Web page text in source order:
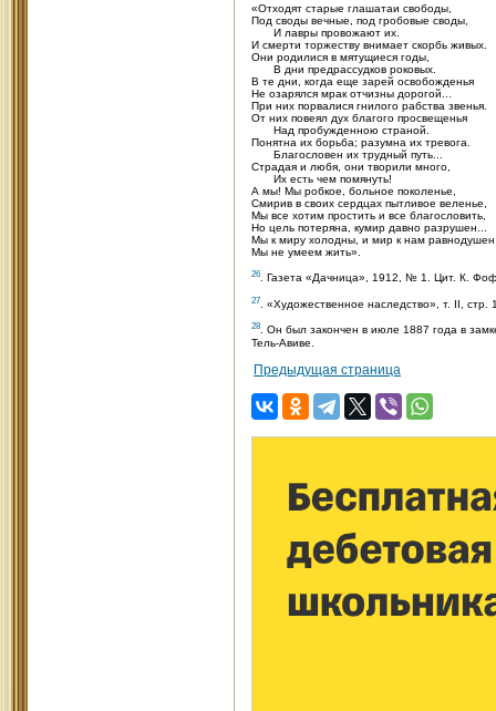
«Отходят старые глашатаи свободы,
Под своды вечные, под гробовые своды,
И лавры провожают их.
И смерти торжеству внимает скорбь живых.
Они родилися в мятущиеся годы,
В дни предрассудков роковых.
В те дни, когда еще зарей освобожденья
Не озарялся мрак отчизны дорогой...
При них порвалися гнилого рабства звенья.
От них повеял дух благого просвещенья
Над пробужденною страной.
Понятна их борьба; разумна их тревога.
Благословен их трудный путь...
Страдая и любя, они творили много,
Их есть чем помянуть!
А мы! Мы робкое, больное поколенье,
Смирив в своих сердцах пытливое веленье,
Мы все хотим простить и все благословить,
Но цель потеряна, кумир давно разрушен...
Мы к миру холодны, и мир к нам
Мы не умеем жить».
26. Газета «Дачница», 1912, № 1. Цит. К.
27 . «Художественное наследство», т. II, стр.
28. Он был закончен в июле 1887 года в
Тель-Авиве.
Предыдущая страница